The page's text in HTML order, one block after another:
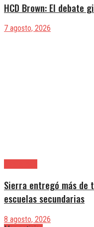
HCD Brown: El debate
7 agosto, 2026
Sierra entregó más de
escuelas secundarias
8 agosto, 2026